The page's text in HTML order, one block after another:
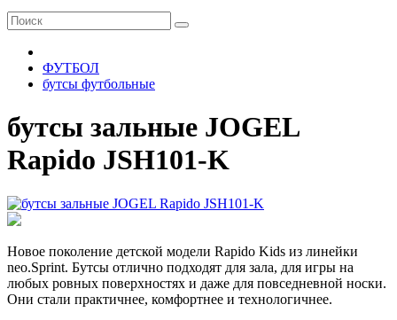
ФУТБОЛ
бутсы футбольные
бутсы зальные JOGEL
Rapido JSH101-K
Новое поколение детской модели Rapido Kids из линейки
neo.Sprint. Бутсы отлично подходят для зала, для игры на
любых ровных поверхностях и даже для повседневной носки.
Они стали практичнее, комфортнее и технологичнее.